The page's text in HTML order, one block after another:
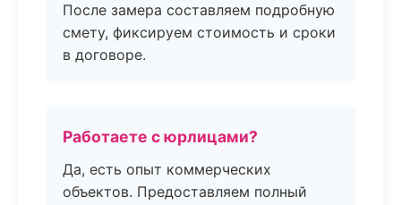
После замера составляем подробную
смету, фиксируем стоимость и сроки
в договоре.
Работаете с юрлицами?
Да, есть опыт коммерческих
объектов. Предоставляем полный